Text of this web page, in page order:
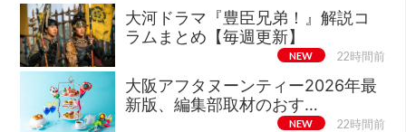
大河ドラマ『豊臣兄弟！』解説コ
ラムまとめ【毎週更新】
NEW 22時間前
大阪アフタヌーンティー2026年最
新版、編集部取材のおす…
NEW 22時間前